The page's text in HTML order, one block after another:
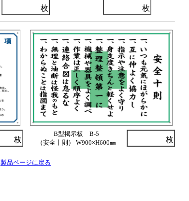
枚 枚
枚
B型掲示板 B-5
（安全十則） W900×H600㎜
枚
製品ページに戻る